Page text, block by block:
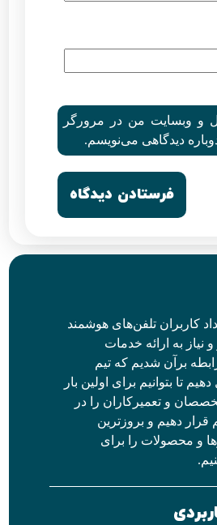
و وبسایت من در مرورگر
دیدگاهی می‌نویسم.
کاربران تلفن‌های هوشمند
نیاز به ارائه خدمات
برآن شدیم که تیم
تا بتوانیم برای اولین بار
و تعمیرکاران را در
قرار دهیم و بروزترین
و محصولات را برای